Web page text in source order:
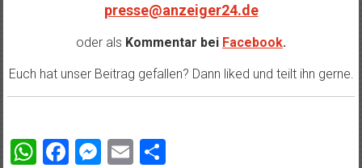
presse@anzeiger24.de
oder als Kommentar bei Facebook.
Euch hat unser Beitrag gefallen? Dann liked und teilt ihn gerne.
WhatsApp
Facebook
Messenger
EmailTeilen